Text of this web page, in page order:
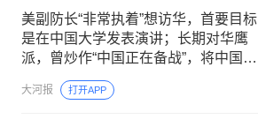
美副防长“非常执着”想访华，首要目标
是在中国大学发表演讲；长期对华鹰
派，曾炒作“中国正在备战”，将中国列
为美国最大威胁
大河报 打开APP